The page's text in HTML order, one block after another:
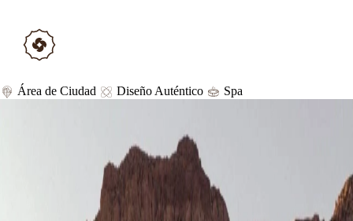
Área de Ciudad Diseño Auténtico Spa